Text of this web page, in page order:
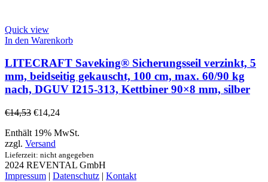
Quick view
In den Warenkorb
LITECRAFT Saveking® Sicherungsseil verzinkt, 5
mm, beidseitig gekauscht, 100 cm, max. 60/90 kg
nach, DGUV I215-313, Kettbiner 90×8 mm, silber
€14,53 €14,24
Enthält 19% MwSt.
zzgl. Versand
Lieferzeit: nicht angegeben
2024 REVENTAL GmbH
Impressum | Datenschutz | Kontakt